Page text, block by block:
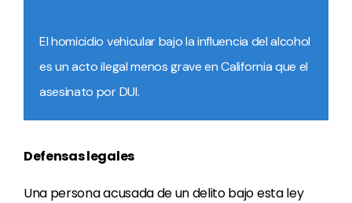
El homicidio vehicular bajo la influencia del alcohol
es un acto ilegal menos grave en California que el
asesinato por DUI.
Defensas legales
Una persona acusada de un delito bajo esta ley